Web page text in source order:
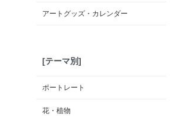
アートグッズ・カレンダー
[テーマ別]
ポートレート
花・植物